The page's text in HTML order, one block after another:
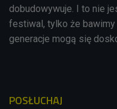
dobudowywuje. I to nie
festiwal, tylko że
generacje mogą się
POSŁUCHAJ